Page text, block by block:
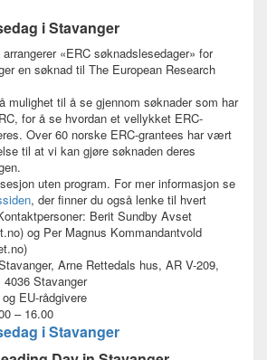
i Stavanger
«ERC søknadslesedager» for
en søknad til The European Research
mulighet til å se gjennom søknader som har
for å se hvordan et vellykket ERC-
Over 60 norske ERC-grantees har vært
til at vi kan gjøre søknaden deres
uten program. For mer informasjon se
, der finner du også lenke til hvert
Berit Sundby Avset
og Per Magnus Kommandantvold
Arne Rettedals hus, AR V-209,
Stavanger
EU-rådgivere
– 16.00
i Stavanger